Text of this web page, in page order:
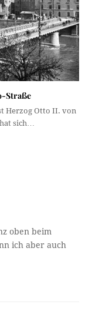
Straße
Herzog Otto II. von
hat sich…
oben beim
ich aber auch